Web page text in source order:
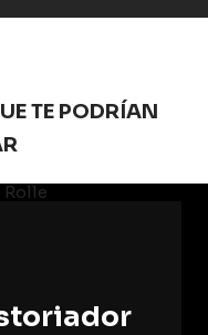
TE PODRÍAN